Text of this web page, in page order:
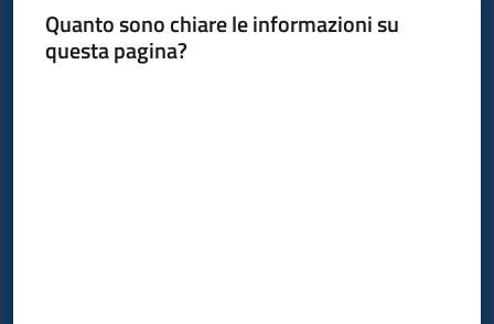
Quanto sono chiare le informazioni su
questa pagina?